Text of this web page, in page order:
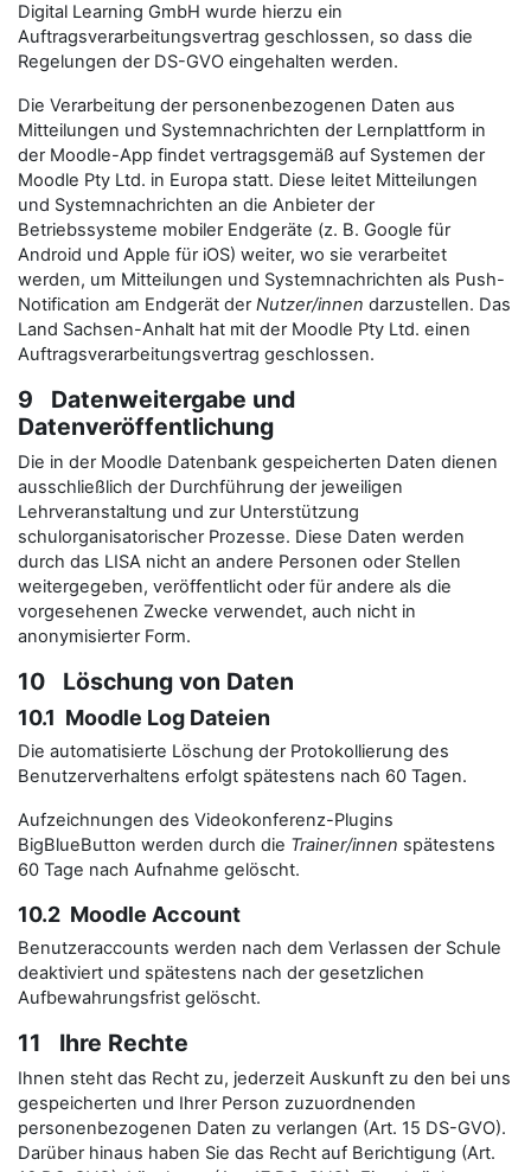
Digital Learning GmbH wurde hierzu ein
Auftragsverarbeitungsvertrag geschlossen, so dass die
Regelungen der DS-GVO eingehalten werden.
Die Verarbeitung der personenbezogenen Daten aus
Mitteilungen und Systemnachrichten der Lernplattform in
der Moodle-App findet vertragsgemäß auf Systemen der
Moodle Pty Ltd. in Europa statt. Diese leitet Mitteilungen
und Systemnachrichten an die Anbieter der
Betriebssysteme mobiler Endgeräte (z. B. Google für
Android und Apple für iOS) weiter, wo sie verarbeitet
werden, um Mitteilungen und Systemnachrichten als Push-
Notification am Endgerät derNutzer/innen darzustellen. Das
Land Sachsen-Anhalt hat mit der Moodle Pty Ltd. einen
Auftragsverarbeitungsvertrag geschlossen.
9 Datenweitergabe und
Datenveröffentlichung
Die in der Moodle Datenbank gespeicherten Daten dienen
ausschließlich der Durchführung der jeweiligen
Lehrveranstaltung und zur Unterstützung
schulorganisatorischer Prozesse. Diese Daten werden
durch das LISA nicht an andere Personen oder Stellen
weitergegeben, veröffentlicht oder für andere als die
vorgesehenen Zwecke verwendet, auch nicht in
anonymisierter Form.
10 Löschung von Daten
10.1 Moodle Log Dateien
Die automatisierte Löschung der Protokollierung des
Benutzerverhaltens erfolgt spätestens nach 60 Tagen.
Aufzeichnungen des Videokonferenz-Plugins
BigBlueButton werden durch die Trainer/innen spätestens
60 Tage nach Aufnahme gelöscht.
10.2 Moodle Account
Benutzeraccounts werden nach dem Verlassen der Schule
deaktiviert und spätestens nach der gesetzlichen
Aufbewahrungsfrist gelöscht.
11 Ihre Rechte
Ihnen steht das Recht zu, jederzeit Auskunft zu den bei uns
gespeicherten und Ihrer Person zuzuordnenden
personenbezogenen Daten zu verlangen (Art. 15 DS-GVO).
Darüber hinaus haben Sie das Recht auf Berichtigung (Art.